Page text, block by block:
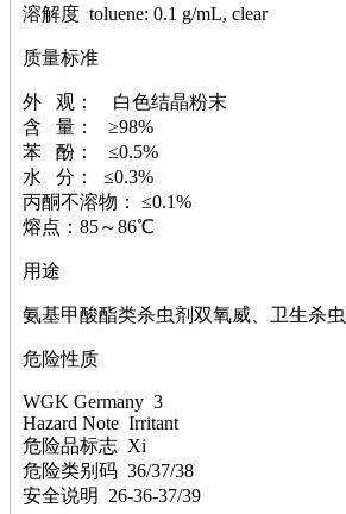
铌
镍
铍
嘌呤
其它
铅
嗪
醛
炔
噻吩
筛
石
锶
松
素
酸
溶解度 toluene: 0.1 g/mL, clear
质量标准
外 观： 白色结晶粉末
含 量： ≥98%
苯 酚： ≤0.5%
水 分： ≤0.3%
丙酮不溶物： ≤0.1%
熔点：85～86℃
用途
氨基甲酸酯类杀虫剂双氧威、卫生杀
危险性质
WGK Germany 3
Hazard Note Irritant
危险品标志 Xi
危险类别码 36/37/38
安全说明 26-36-37/39